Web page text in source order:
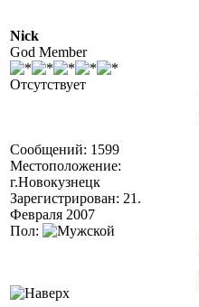
Nick
God Member
Отсутствует
Сообщений: 1599
Местоположение:
г.Новокузнецк
Зарегистрирован: 21.
Февраля 2007
Пол: